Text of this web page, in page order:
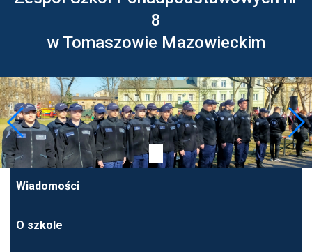
8
w Tomaszowie Mazowieckim
Wiadomości
O szkole